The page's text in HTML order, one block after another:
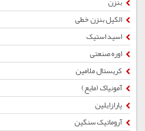
الکیل بنزن خطی
اسید استیک
اوره صنعتی
کریستال ملامین
آمونیاک (مایع)
پارازایلین
آروماتیک سنگین